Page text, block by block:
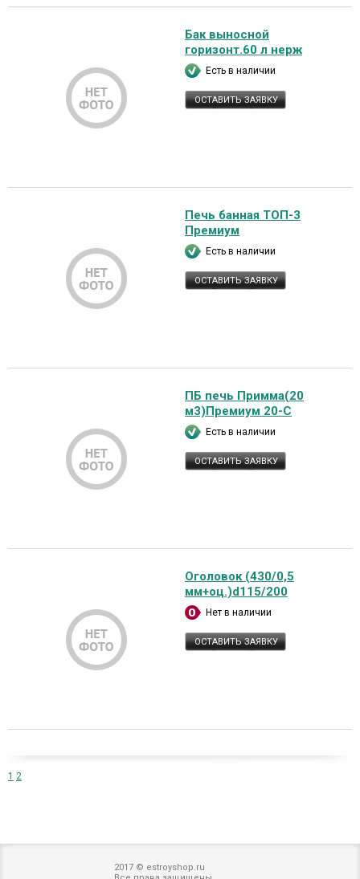
Бак выносной
горизонт.60 л нерж
Есть в наличии
ОСТАВИТЬ ЗАЯВКУ
Печь банная ТОП-3
Премиум
Есть в наличии
ОСТАВИТЬ ЗАЯВКУ
ПБ печь Примма(20
м3)Премиум 20-С
Есть в наличии
ОСТАВИТЬ ЗАЯВКУ
Оголовок (430/0,5
мм+оц.)d115/200
Нет в наличии
ОСТАВИТЬ ЗАЯВКУ
1 2
2017 © estroyshop.ru